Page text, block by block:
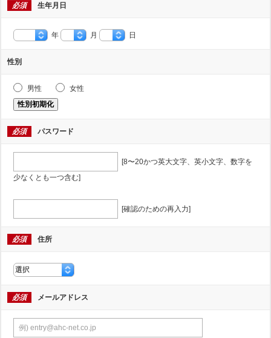
必須 生年月日
年 月 日
性別
男性
女性
性別初期化
必須 パスワード
[8〜20かつ英大文字、英小文字、数字を
少なくとも一つ含む]
[確認のための再入力]
必須 住所
必須 メールアドレス